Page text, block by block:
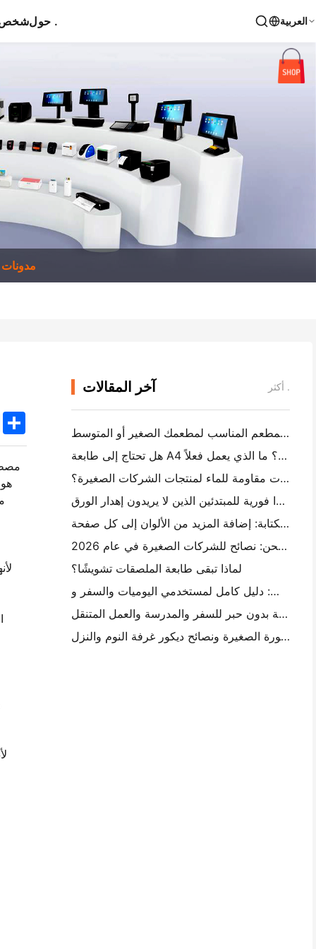
شخص حول . العربية
مدونات
TwitterShare
آخر المقالات أكثر .
كيفية اختيار برنامج المطعم المناسب لمطعمك الصغير أو المتوسط
هل تحتاج إلى طابعة A4 محمولة لفواتير المستودع؟ ما الذي يعمل فعلاً
هل يمكن لطابعات العلامات الحرارية جعل العلامات مقاومة للماء لمنتجات الشركات الصغيرة؟
أفضل كاميرا فورية للمبتدئين الذين لا يريدون إهدار الورق
أفضل صانع ملصقات الألوان للكتابة والكتابة: إضافة المزيد من الألوان إلى كل صفحة
الكتابة اليدوية مقابل طباعة علامات الشحن: نصائح للشركات الصغيرة في عام 2026
لماذا تبقى طابعة الملصقات تشويشًا؟
كيفية اختيار طابعة صور جيب: دليل كامل لمستخدمي اليوميات والسفر و iPhone
أفضل طابعة محمولة بدون حبر للسفر والمدرسة والعمل المتنقل: Hanin MT620 Pro Review
أفكار تصميم جدار الصورة الصغيرة ونصائح ديكور غرفة النوم والنزل